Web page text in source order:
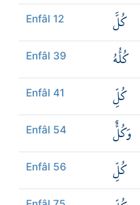
Enfâl 12 كُلَّ
Enfâl 39 كُلُّهُ
Enfâl 41 كُلِّ
Enfâl 54 وَكُلٌّ
Enfâl 56 كُلِّ